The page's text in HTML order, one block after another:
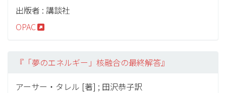
出版者 : 講談社
OPAC
『「夢のエネルギー」核融合の最終解答』
アーサー・タレル [著] ; 田沢恭子訳